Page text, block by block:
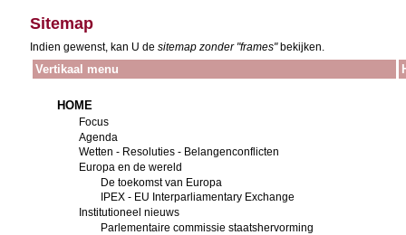
Sitemap
Indien gewenst, kan U desitemap zonder "frames"bekijken.
Vertikaal menu
HOME
Focus
Agenda
Wetten - Resoluties - Belangenconflicten
Europa en de wereld
De toekomst van Europa
IPEX - EU Interparliamentary Exchange
Institutioneel nieuws
Parlementaire commissie staatshervorming